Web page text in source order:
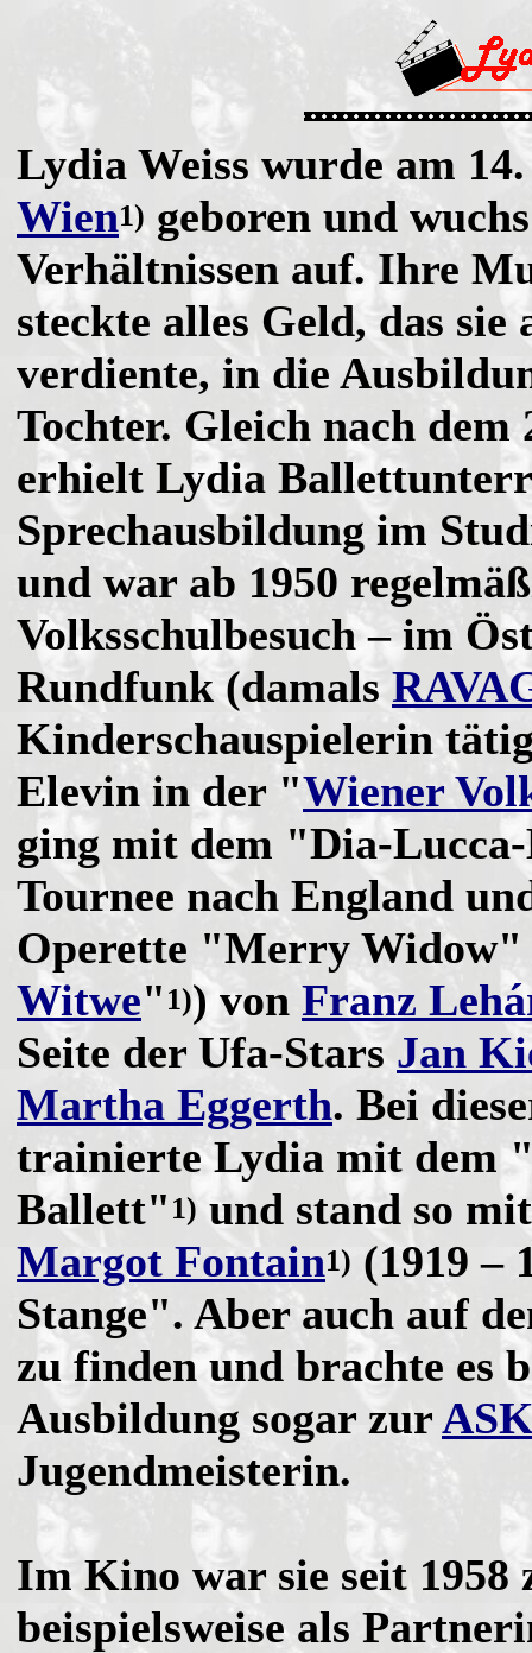
Lydia Weiss wurde am
Wien1) geboren und
Verhältnissen auf. Ihre
steckte alles Geld, das sie
verdiente, in die
Tochter. Gleich nach
erhielt Lydia
Sprechausbildung im
und war ab 1950
Volksschulbesuch – im
Rundfunk (damals
Kinderschauspielerin
Elevin in der "Wiener
ging mit dem "Dia-
Tournee nach England
Operette "Merry
Witwe" 1)) von Franz
Seite der Ufa-Stars Jan
Martha Eggerth. Bei
trainierte Lydia mit dem
Ballett" 1) und stand so mit
Margot Fontain1) (1919 –
Stange". Aber auch auf
zu finden und brachte es
Ausbildung sogar zur
Jugendmeisterin.
Im Kino war sie seit 1958
beispielsweise als